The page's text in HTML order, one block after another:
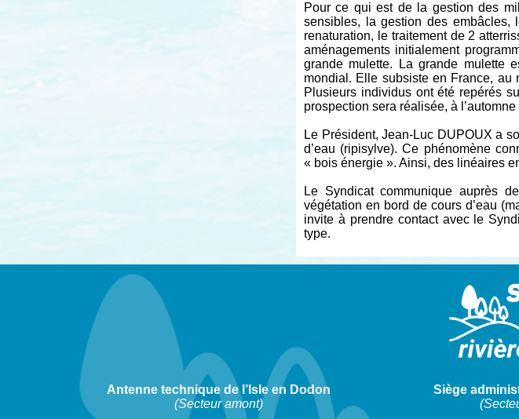
Pour ce qui est de la gestion des
sensibles, la gestion des embâcles,
renaturation, le traitement de 2
aménagements initialement
grande mulette. La grande mulette
mondial. Elle subsiste en France, au
Plusieurs individus ont été repérés
prospection sera réalisée, à
Le Président, Jean-Luc DUPOUX a
d’eau (ripisylve). Ce phénomène
« bois énergie ». Ainsi, des linéaires
Le Syndicat communique auprès
végétation en bord de cours d’eau
invite à prendre contact avec le
type.
Antenne technique de l’Isle en Dodon
(Secteur amont)
Siège